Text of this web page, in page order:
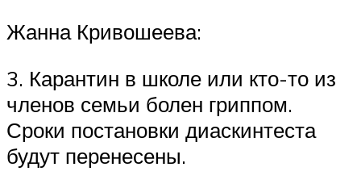
Жанна Кривошеева:
3. Карантин в школе или кто-то из
членов семьи болен гриппом.
Сроки постановки диаскинтеста
будут перенесены.